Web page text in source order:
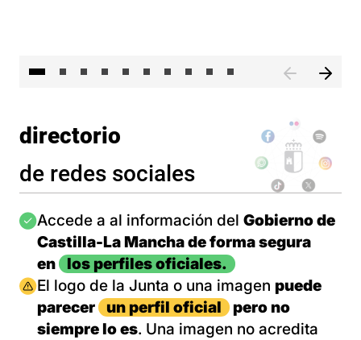
directorio
de redes sociales
Imagen
Accede a al información del Gobierno de
Castilla-La Mancha de forma segura
en
los perfiles oficiales.
Imagen
El logo de la Junta o una imagen puede
parecer
un perfil oficial
pero no
siempre lo es. Una imagen no acredita